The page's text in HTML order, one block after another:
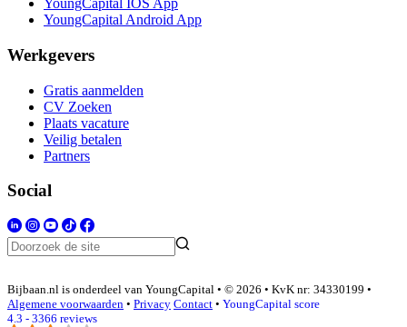
YoungCapital IOS App
YoungCapital Android App
Werkgevers
Gratis aanmelden
CV Zoeken
Plaats vacature
Veilig betalen
Partners
Social
Bijbaan.nl is onderdeel van YoungCapital • © 2026 • KvK nr: 34330199 •
Algemene voorwaarden • Privacy Contact • YoungCapital score
4.3 - 3366 reviews